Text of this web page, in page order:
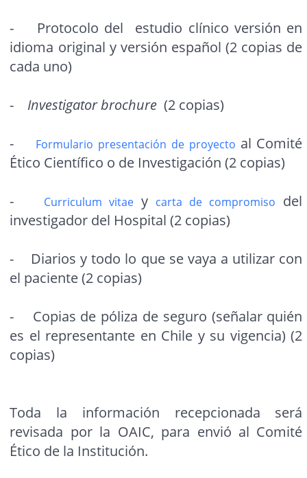
- Protocolo del estudio clínico versión en
idioma original y versión español (2 copias de
cada uno)
- Investigator brochure (2 copias)
- Formulario presentación de proyecto al Comité
Ético Científico o de Investigación (2 copias)
- Curriculum vitae y carta de compromiso del
investigador del Hospital (2 copias)
- Diarios y todo lo que se vaya a utilizar con
el paciente (2 copias)
- Copias de póliza de seguro (señalar quién
es el representante en Chile y su vigencia) (2
copias)
Toda la información recepcionada será
revisada por la OAIC, para envió al Comité
Ético de la Institución.